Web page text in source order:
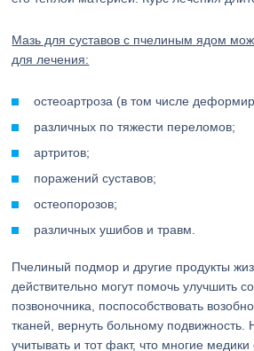
Мазь для суставов с пчелиным ядом
для лечения:
остеоартроза (в том числе
различных по тяжести переломов;
артритов;
поражений суставов;
остеопорозов;
различных ушибов и травм.
Пчелиный подмор и другие продукты
действительно могут помочь улучшить
позвоночника, поспособствовать
тканей, вернуть больному
учитывать и тот факт, что многие медики